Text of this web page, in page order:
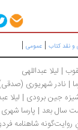
و نقد کتاب | عمومی |
| لیلا عبداللهی
| نادر شهریوری
جین برودی | لیلا
سال بعد | پارسا شهری